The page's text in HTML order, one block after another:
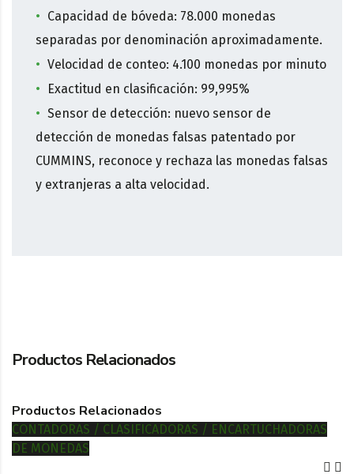
Capacidad de bóveda: 78.000 monedas
separadas por denominación aproximadamente.
Velocidad de conteo: 4.100 monedas por minuto
Exactitud en clasificación: 99,995%
Sensor de detección: nuevo sensor de
detección de monedas falsas patentado por
CUMMINS, reconoce y rechaza las monedas falsas
y extranjeras a alta velocidad.
Productos Relacionados
Productos Relacionados
CONTADORAS / CLASIFICADORAS / ENCARTUCHADORAS
DE MONEDAS